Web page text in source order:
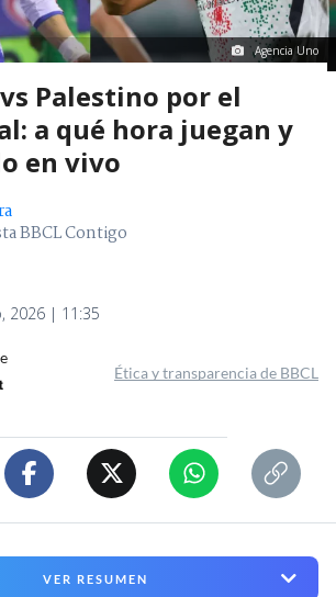
Agencia Uno
Palestino por el
a qué hora juegan y
en vivo
BBCL Contigo
2026 | 11:35
Ética y transparencia de BBCL
VER RESUMEN